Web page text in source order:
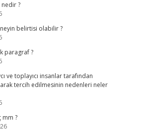
nedir ?
neyin belirtisi olabilir ?
paragraf ?
ve toplayıcı insanlar tarafından
tercih edilmesinin nedenleri neler
mm ?